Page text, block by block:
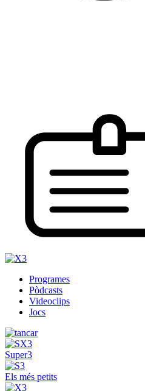
Programes
Pòdcasts
Videoclips
Jocs
Super3
Els més petits